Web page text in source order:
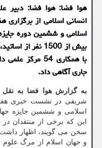
هوا فضا: هوا فضا: دبیر
انسانی اسلامی از برگزاری
اسلامی و ششمین دوره
بیش از 1500
جاری آگاهی داد.
به گزارش هوا فضا به نقل
شریفی در نشست خبری
اسلامی و ششمین جایزه
این که برخی از منتقدان
سخن می گویند، اظهار
و جهان اسلام از مرگ